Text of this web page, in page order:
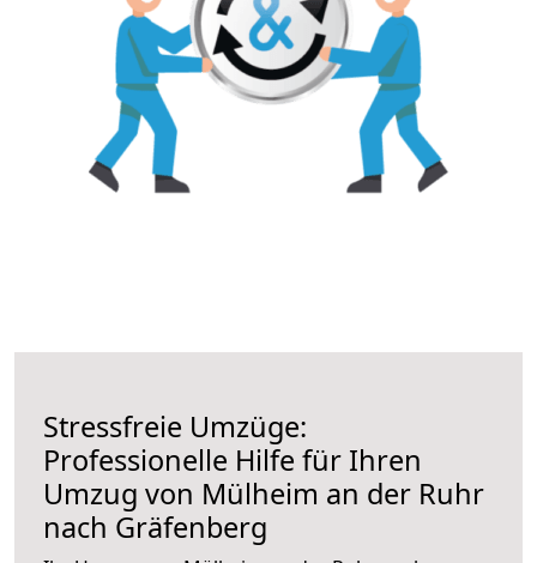
Stressfreie Umzüge:
Professionelle Hilfe für Ihren
Umzug von Mülheim an der Ruhr
nach Gräfenberg